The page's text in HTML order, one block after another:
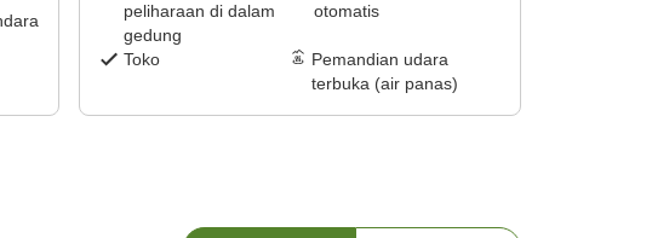
peliharaan di dalam
gedung
otomatis
Toko
Pemandian udara
terbuka (air panas)